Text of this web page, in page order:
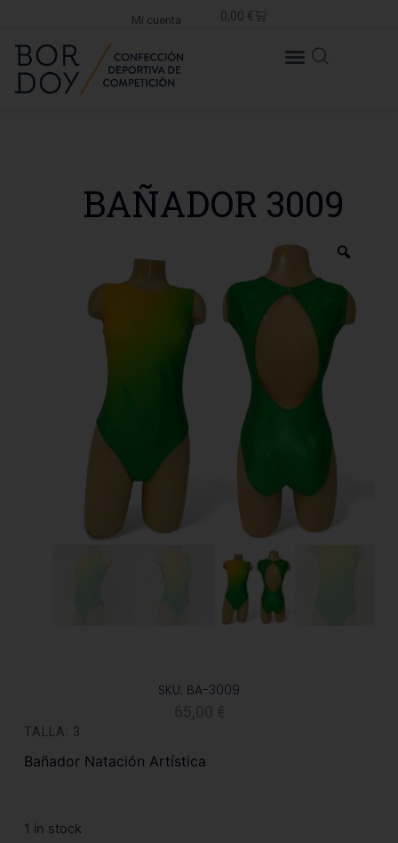
Mi cuenta 0,00 €
BAÑADOR 3009
SKU: BA-3009
TALLA: 3
Bañador Natación Artística
1 in stock